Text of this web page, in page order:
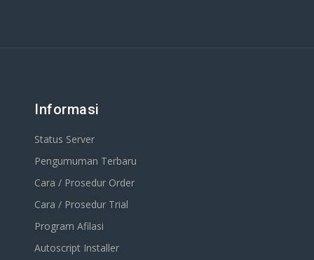
Informasi
Status Server
Pengumuman Terbaru
Cara / Prosedur Order
Cara / Prosedur Trial
Program Afilasi
Autoscript Installer